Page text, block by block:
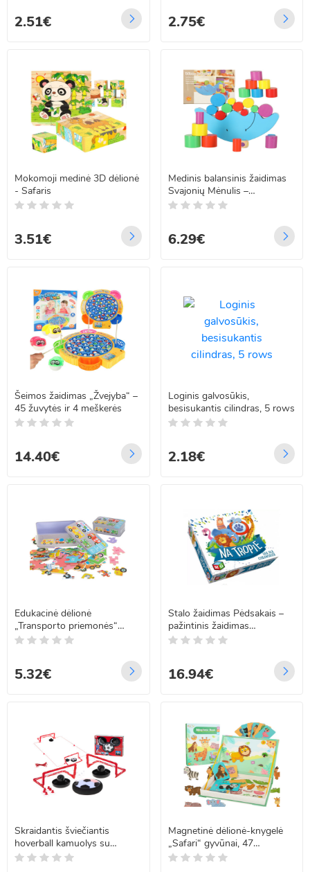
2.51€ 2.75€
Mokomoji medinė 3D dėlionė
- Safaris
3.51€
Medinis balansinis žaidimas
Svajonių Mėnulis –
Montessori tipo lavinamoji
6.29€
Šeimos žaidimas „Žvejyba“ –
45 žuvytės ir 4 meškerės
14.40€
Loginis galvosūkis,
besisukantis cilindras, 5 rows
2.18€
Edukacinė dėlionė
„Transporto priemonės“
metalinėje dėžutėje, 30
5.32€
Stalo žaidimas Pėdsakais –
pažintinis žaidimas
smalsiems tyrinėtojams 8+
16.94€
Skraidantis šviečiantis
hoverball kamuolys su
vartais
Magnetinė dėlionė-knygelė
„Safari“ gyvūnai, 47
elementai